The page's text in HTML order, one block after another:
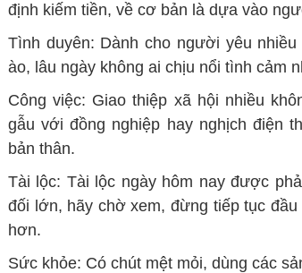
định kiếm tiền, về cơ bản là dựa vào
Tình duyên: Dành cho người yêu
ào, lâu ngày không ai chịu nổi tình cảm
Công việc: Giao thiệp xã hội nhiều
gẫu với đồng nghiệp hay nghịch điện
bản thân.
Tài lộc: Tài lộc ngày hôm nay được
đối lớn, hãy chờ xem, đừng tiếp tục
hơn.
Sức khỏe: Có chút mệt mỏi, dùng các